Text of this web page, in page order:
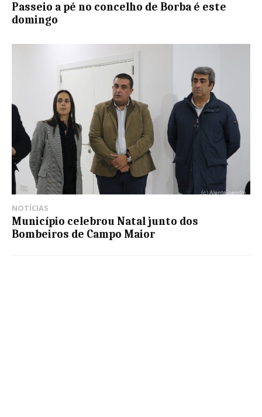
Passeio a pé no concelho de Borba é este
domingo
NOTÍCIAS
Município celebrou Natal junto dos
Bombeiros de Campo Maior